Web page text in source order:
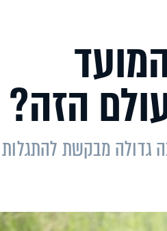
הזה?
גדולה מבקשת להתגלות